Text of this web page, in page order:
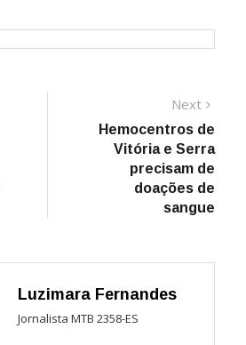
Next
Hemocentros de
Vitória e Serra
precisam de
doações de
sangue
Luzimara Fernandes
Jornalista MTB 2358-ES